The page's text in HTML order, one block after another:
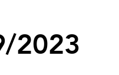
2023